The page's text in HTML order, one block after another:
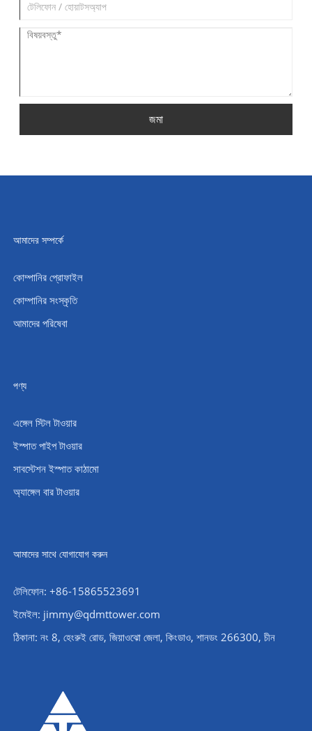
জমা
আমাদের সম্পর্কে
কোম্পানির প্রোফাইল
কোম্পানির সংস্কৃতি
আমাদের পরিষেবা
পণ্য
এঙ্গেল স্টিল টাওয়ার
ইস্পাত পাইপ টাওয়ার
সাবস্টেশন ইস্পাত কাঠামো
অ্যাঙ্গেল বার টাওয়ার
আমাদের সাথে যোগাযোগ করুন
টেলিফোন: +86-15865523691
ইমেইল: jimmy@qdmttower.com
ঠিকানা: নং 8, হেংরুই রোড, জিয়াওঝো জেলা, কিংডাও, শানডং 266300, চীন